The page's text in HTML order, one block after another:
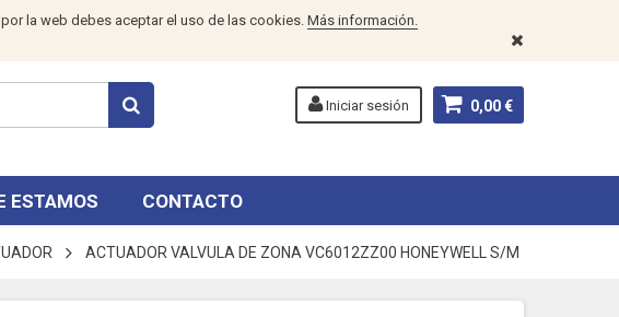
la web debes aceptar el uso de las cookies. Más información.
0,00 €
Iniciar sesión
ESTAMOS CONTACTO
ACTUADOR VALVULA DE ZONA VC6012ZZ00 HONEYWELL S/M